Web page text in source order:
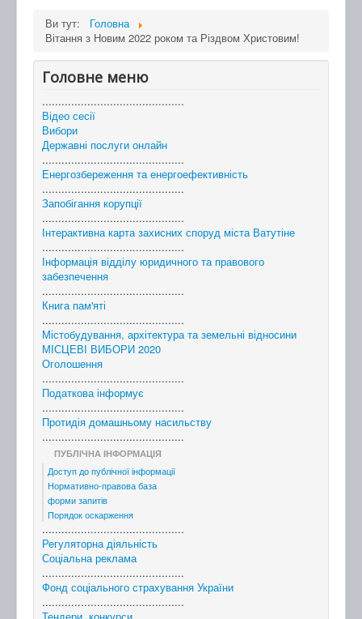
Ви тут:
Головна
Вітання з Новим 2022 роком та Різдвом Христовим!
Головне меню
............................................
Відео сесії
Вибори
Державні послуги онлайн
............................................
Енергозбереження та енергоефективність
............................................
Запобігання корупції
............................................
Інтерактивна карта захисних споруд міста Ватутіне
............................................
Інформація відділу юридичного та правового
забезпечення
............................................
Книга пам'яті
............................................
Містобудування, архітектура та земельні відносини
МІСЦЕВІ ВИБОРИ 2020
Оголошення
............................................
Податкова інформує
............................................
Протидія домашньому насильству
............................................
ПУБЛІЧНА ІНФОРМАЦІЯ
Доступ до публічної інформації
Нормативно-правова база
форми запитів
Порядок оскарження
............................................
Регуляторна діяльність
Соціальна реклама
............................................
Фонд соціального страхування України
............................................